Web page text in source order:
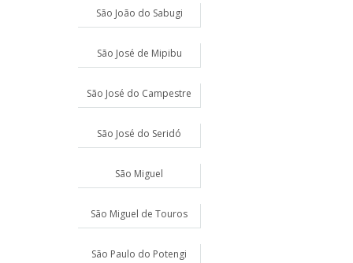
São João do Sabugi
São José de Mipibu
São José do Campestre
São José do Seridó
São Miguel
São Miguel de Touros
São Paulo do Potengi